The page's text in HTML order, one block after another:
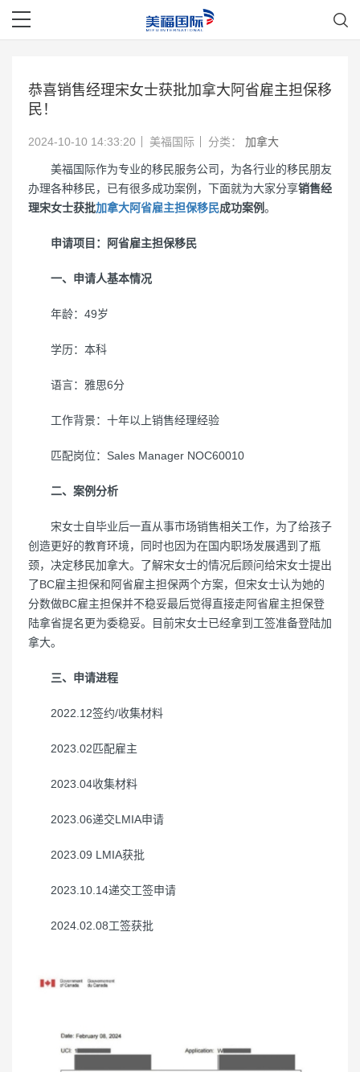
恭喜销售经理宋女士获批加拿大阿省雇主担保移
民！
2024-10-10 14:33:20 美福国际 分类： 加拿大
美福国际作为专业的移民服务公司，为各行业的移民朋友
办理各种移民，已有很多成功案例，下面就为大家分享销售经
理宋女士获批加拿大阿省雇主担保移民成功案例。
申请项目：阿省雇主担保移民
一、申请人基本情况
年龄：49岁
学历：本科
语言：雅思6分
工作背景：十年以上销售经理经验
匹配岗位：Sales Manager NOC60010
二、案例分析
宋女士自毕业后一直从事市场销售相关工作，为了给孩子
创造更好的教育环境，同时也因为在国内职场发展遇到了瓶
颈，决定移民加拿大。了解宋女士的情况后顾问给宋女士提出
了BC雇主担保和阿省雇主担保两个方案，但宋女士认为她的
分数做BC雇主担保并不稳妥最后觉得直接走阿省雇主担保登
陆拿省提名更为委稳妥。目前宋女士已经拿到工签准备登陆加
拿大。
三、申请进程
2022.12签约/收集材料
2023.02匹配雇主
2023.04收集材料
2023.06递交LMIA申请
2023.09 LMIA获批
2023.10.14递交工签申请
2024.02.08工签获批